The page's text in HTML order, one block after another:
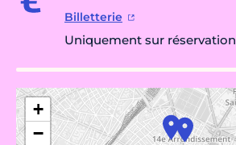
Billetterie
Uniquement sur réservation
+
−